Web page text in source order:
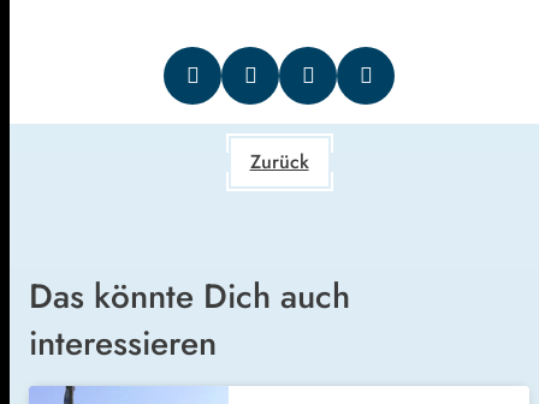
Zurück
Das könnte Dich auch
interessieren